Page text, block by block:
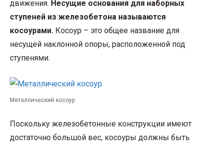
движения. Несущие основания для наборных
ступеней из железобетона называются
косоурами. Косоур – это общее название для
несущей наклонной опоры, расположенной под
ступенями.
Металлический косоур
Поскольку железобетонные конструкции имеют
достаточно большой вес, косоуры должны быть